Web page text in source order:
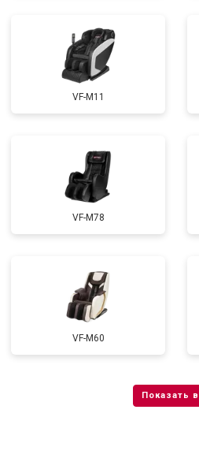
VF-M11
VF-M78
VF-M60